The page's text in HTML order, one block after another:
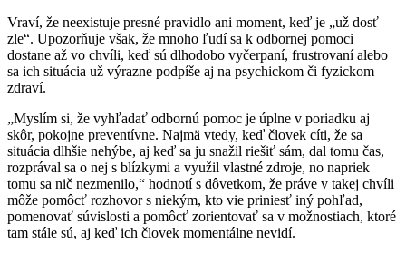
Vraví, že neexistuje presné pravidlo ani moment, keď je „už dosť
zle“. Upozorňuje však, že mnoho ľudí sa k odbornej pomoci
dostane až vo chvíli, keď sú dlhodobo vyčerpaní, frustrovaní alebo
sa ich situácia už výrazne podpíše aj na psychickom či fyzickom
zdraví.
„Myslím si, že vyhľadať odbornú pomoc je úplne v poriadku aj
skôr, pokojne preventívne. Najmä vtedy, keď človek cíti, že sa
situácia dlhšie nehýbe, aj keď sa ju snažil riešiť sám, dal tomu čas,
rozprával sa o nej s blízkymi a využil vlastné zdroje, no napriek
tomu sa nič nezmenilo,“ hodnotí s dôvetkom, že práve v takej chvíli
môže pomôcť rozhovor s niekým, kto vie priniesť iný pohľad,
pomenovať súvislosti a pomôcť zorientovať sa v možnostiach, ktoré
tam stále sú, aj keď ich človek momentálne nevidí.